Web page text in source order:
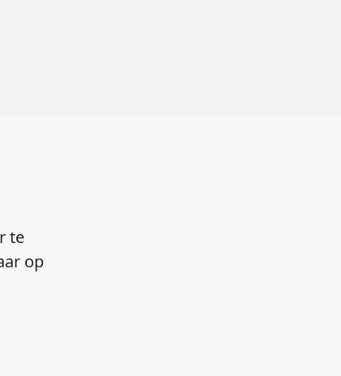
te
op